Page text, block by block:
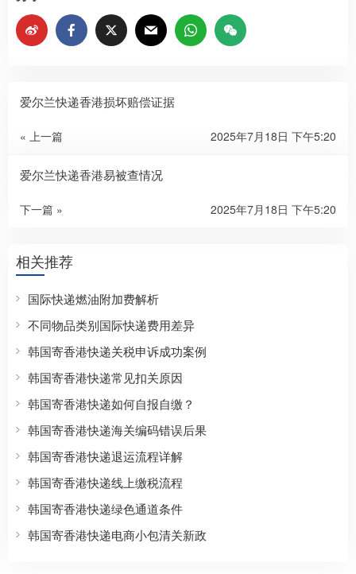
爱尔兰快递香港损坏赔偿证据​
« 上一篇 2025年7月18日 下午5:20
爱尔兰快递香港易被查情况​
下一篇 » 2025年7月18日 下午5:20
相关推荐
国际快递燃油附加费解析
不同物品类别国际快递费用差异
韩国寄香港快递关税申诉成功案例
韩国寄香港快递常见扣关原因
韩国寄香港快递如何自报自缴？
韩国寄香港快递海关编码错误后果
韩国寄香港快递退运流程详解
韩国寄香港快递线上缴税流程
韩国寄香港快递绿色通道条件
韩国寄香港快递电商小包清关新政